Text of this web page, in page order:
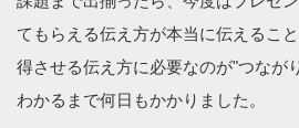
てもらえる伝え方が本当に伝えるこ
得させる伝え方に必要なのが"つなが
わかるまで何日もかかりました。